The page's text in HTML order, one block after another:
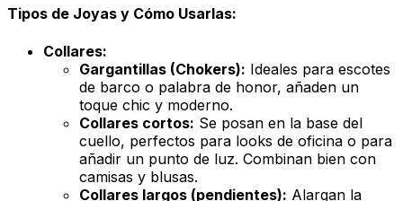
Tipos de Joyas y Cómo Usarlas:
Collares:
Gargantillas (Chokers): Ideales para escotes
de barco o palabra de honor, añaden un
toque chic y moderno.
Collares cortos: Se posan en la base del
cuello, perfectos para looks de oficina o para
añadir un punto de luz. Combinan bien con
camisas y blusas.
Collares largos (pendientes): Alargan la